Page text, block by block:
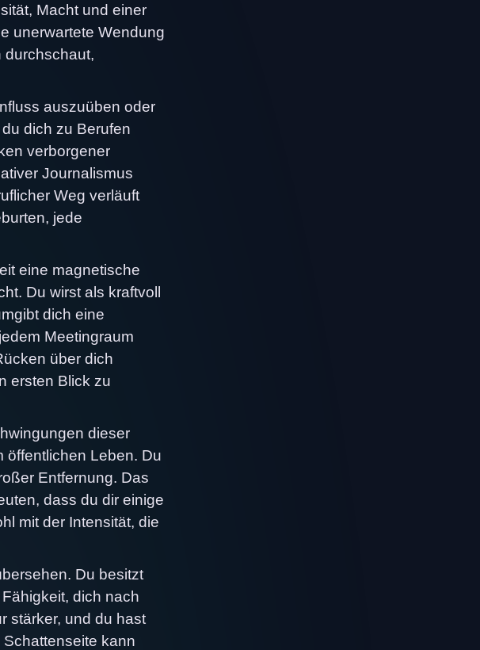
Macht und einer
unerwartete Wendung
durchschaut,
auszuüben oder
dich zu Berufen
verborgener
Journalismus
Weg verläuft
jede
eine magnetische
Du wirst als kraftvoll
dich eine
Meetingraum
über dich
ersten Blick zu
dieser
öffentlichen Leben. Du
Entfernung. Das
dass du dir einige
mit der Intensität, die
Du besitzt
dich nach
stärker, und du hast
kann